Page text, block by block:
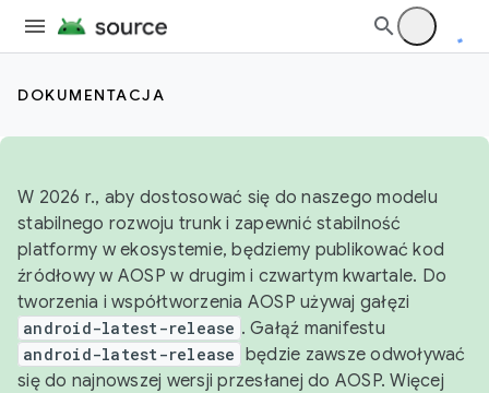
DOKUMENTACJA
W 2026 r., aby dostosować się do naszego modelu
stabilnego rozwoju trunk i zapewnić stabilność
platformy w ekosystemie, będziemy publikować kod
źródłowy w AOSP w drugim i czwartym kwartale. Do
tworzenia i współtworzenia AOSP używaj gałęzi
android-latest-release . Gałąź manifestu
android-latest-release będzie zawsze odwoływać
się do najnowszej wersji przesłanej do AOSP. Więcej